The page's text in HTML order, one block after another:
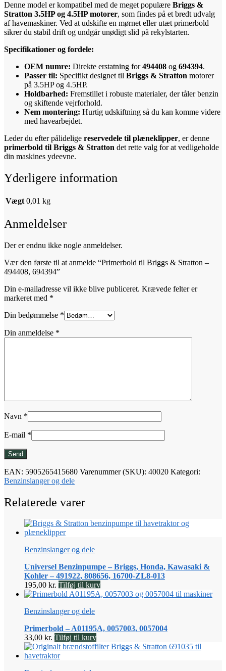
Denne model er kompatibel med de meget populære Briggs &
Stratton 3.5HP og 4.5HP motorer, som findes på et bredt udvalg
af havemaskiner. Ved at udskifte en mørnet eller utæt primerbold
sikrer du stabil drift og undgår unødigt slid på rekylstarten.
Specifikationer og fordele:
OEM numre: Direkte erstatning for494408 og 694394.
Passer til: Specifikt designet til Briggs & Stratton motorer
på 3.5HP og 4.5HP.
Holdbarhed: Fremstillet i robuste materialer, der tåler benzin
og skiftende vejrforhold.
Nem montering: Hurtig udskiftning så du kan komme videre
med havearbejdet.
Leder du efter pålidelige reservedele til plæneklipper, er denne
primerbold til Briggs & Stratton det rette valg for at vedligeholde
din maskines ydeevne.
Yderligere information
Vægt 0,01 kg
Anmeldelser
Der er endnu ikke nogle anmeldelser.
Vær den første til at anmelde “Primerbold til Briggs & Stratton –
494408, 694394”
Din e-mailadresse vil ikke blive publiceret. Krævede felter er
markeret med *
Din bedømmelse *
Din anmeldelse *
Navn *
E-mail *
EAN: 5905265415680 Varenummer (SKU): 40020 Kategori:
Benzinslanger og dele
Relaterede varer
Benzinslanger og dele
Universel Benzinpumpe – Briggs, Honda, Kawasaki &
Kohler – 491922, 808656, 16700-ZL8-013
195,00 kr. Tilføj til kurv
Benzinslanger og dele
Primerbold – A01195A, 0057003, 0057004
33,00 kr. Tilføj til kurv